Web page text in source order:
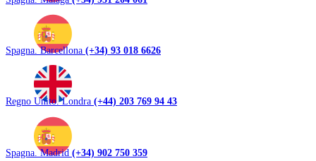
Spagna. Barcellona (+34) 93 018 6626
Regno Unito. Londra (+44) 203 769 94 43
Spagna. Madrid (+34) 902 750 359